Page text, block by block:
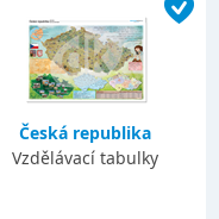
Česká republika
Vzdělávací tabulky